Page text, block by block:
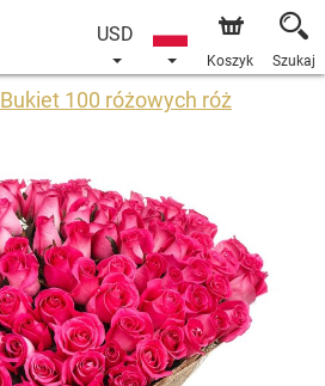
USD
Koszyk Szukaj
Bukiet 100 różowych róż